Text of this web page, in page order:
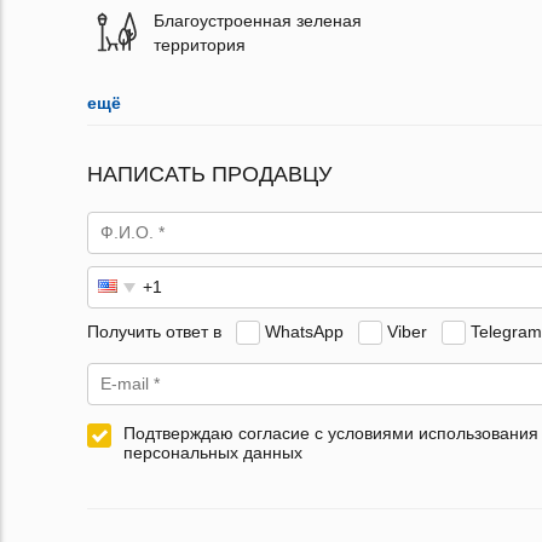
Благоустроенная зеленая
территория
ещё
НАПИСАТЬ ПРОДАВЦУ
Получить ответ в WhatsApp Viber Telegram
Подтверждаю согласие с условиями использования
персональных данных